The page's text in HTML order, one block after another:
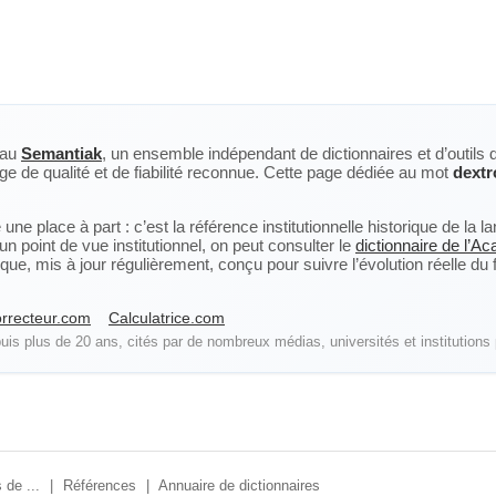
Semantiak, un ensemble indépendant de dictionnaires et
de qualité et de fiabilité reconnue. Cette page dédiée au mot
place à part : c’est la référence institutionnelle historique de la
point de vue institutionnel, on peut consulter le dictionnaire de
mis à jour régulièrement, conçu pour suivre l’évolution réelle
Calculatrice.com
plus de 20 ans, cités par de nombreux médias, universités et institutions
de ... Références Annuaire de dictionnaires